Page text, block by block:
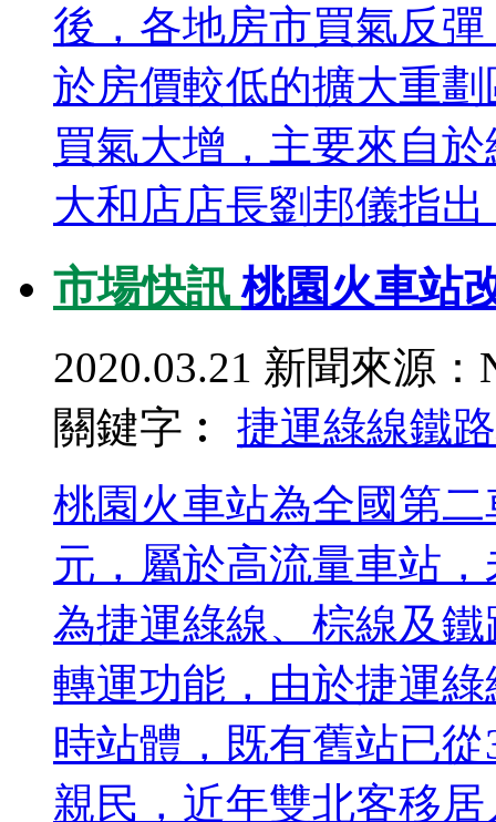
後，各地房市買氣反
於房價較低的擴大重
買氣大增，主要來自
大和店店長劉邦儀指
市場快訊桃園火車站
2020.03.21 新聞來源：
關鍵字︰ 捷運綠線鐵
桃園火車站為全國第
元，屬於高流量車站
為捷運綠線、棕線及
轉運功能，由於捷運
時站體，既有舊站已
親民，近年雙北客移